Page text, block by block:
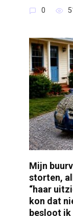
0
Mijn
storten,
“haar
kon dat
besloot ik